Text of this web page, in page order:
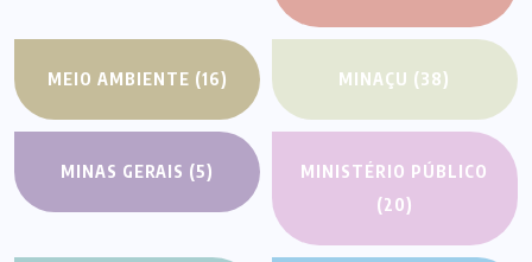
MEIO AMBIENTE (16) MINAÇU (38)
MINAS GERAIS (5)
MINISTÉRIO PÚBLICO
(20)